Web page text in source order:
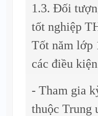
1.3. Đối
tốt nghiệp
Tốt năm lớp
các điều
- Tham gia
thuộc Trung